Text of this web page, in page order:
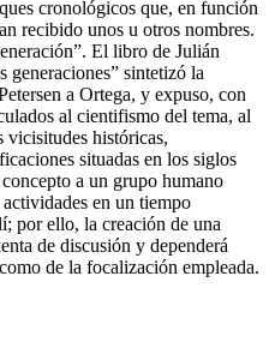
cronológicos que, en función
recibido unos u otros nombres.
El libro de Julián
generaciones” sintetizó la
a Ortega, y expuso, con
al cientifismo del tema, al
vicisitudes históricas,
situadas en los siglos
a un grupo humano
en un tiempo
por ello, la creación de una
de discusión y dependerá
de la focalización empleada.